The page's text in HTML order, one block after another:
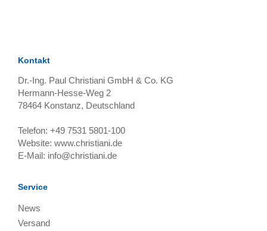
Kontakt
Dr.-Ing. Paul Christiani GmbH & Co. KG
Hermann-Hesse-Weg 2
78464 Konstanz, Deutschland
Telefon: +49 7531 5801-100
Website: www.christiani.de
E-Mail: info@christiani.de
Service
News
Versand